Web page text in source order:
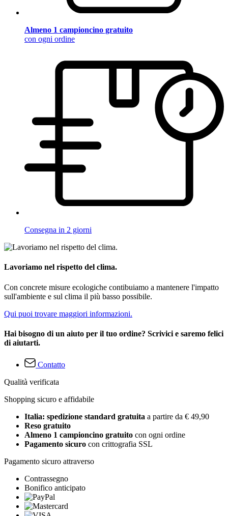
Almeno 1 campioncino gratuito
con ogni ordine
Consegna in 2 giorni
Lavoriamo nel rispetto del clima.
Con concrete misure ecologiche contibuiamo a mantenere l'impatto
sull'ambiente e sul clima il più basso possibile.
Qui puoi trovare maggiori informazioni.
Hai bisogno di un aiuto per il tuo ordine? Scrivici e saremo felici
di aiutarti.
Contatto
Qualità verificata
Shopping sicuro e affidabile
Italia: spedizione standard gratuita a partire da € 49,90
Reso gratuito
Almeno 1 campioncino gratuito con ogni ordine
Pagamento sicuro con crittografia SSL
Pagamento sicuro attraverso
Contrassegno
Bonifico anticipato